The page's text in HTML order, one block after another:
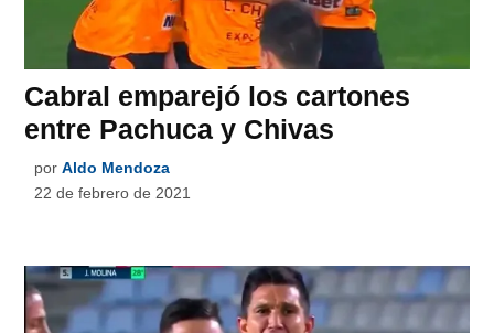
Cabral emparejó los cartones
entre Pachuca y Chivas
por Aldo Mendoza
22 de febrero de 2021